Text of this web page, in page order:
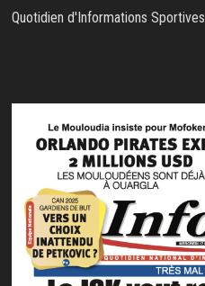
Quotidien d'Informations Sportives